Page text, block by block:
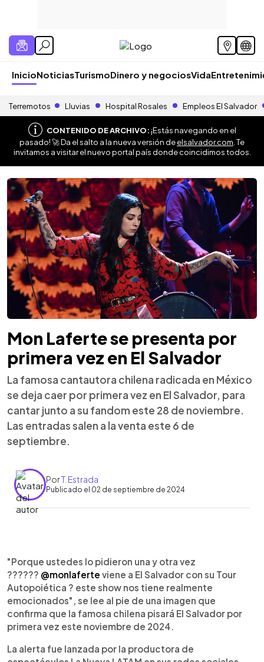
InicioNoticiasTurismoDinero y negociosVida
Terremotos Lluvias Hospital Rosales Empleos El Salvador
CONTENIDO DE ARCHIVO:¡Estás navegando en el
pasado! 🚀 Da el salto a la nueva versión deelsalvador.com . Te
invitamos a visitar el nuevo portal país donde coincidimos todos.
Mon Laferte se presenta por
primera vez en El Salvador
La famosa cantautora chilena radicada en México
se deja caer por primera vez en El Salvador, para
cantar junto a su fandom este 28 de noviembre.
Las entradas salen a la venta este 6 de
septiembre.
PorT. Estrada
Publicado el 02 de septiembre de 2024
Escuchar artículo
"Porque ustedes lo pidieron una y otra vez
?????? @monlaferte viene a El Salvador con su Tour
Autopoiética ? este show nos tiene realmente
emocionados", se lee al pie de una imagen que
confirma que la famosa chilena pisará El Salvador por
primera vez este noviembre de 2024.
La alerta fue lanzada por la productora de